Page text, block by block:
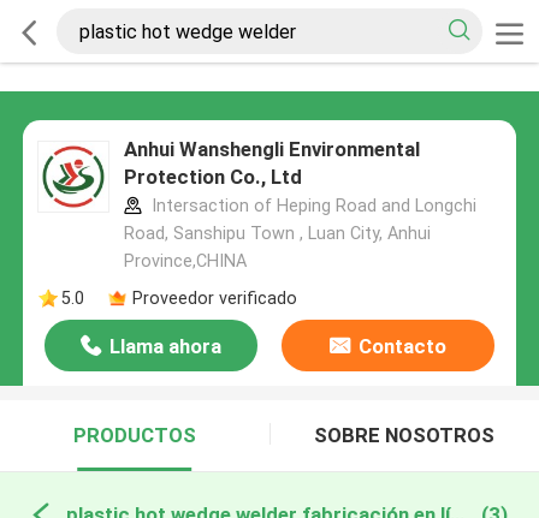
Anhui Wanshengli Environmental
Protection Co., Ltd
Intersaction of Heping Road and Longchi
Road, Sanshipu Town , Luan City, Anhui
Province,CHINA
5.0
Proveedor verificado
Llama ahora Contacto
PRODUCTOS SOBRE NOSOTROS